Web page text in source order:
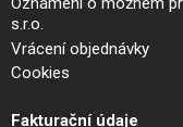
s.r.o.
Vrácení objednávky
Cookies
Fakturační údaje